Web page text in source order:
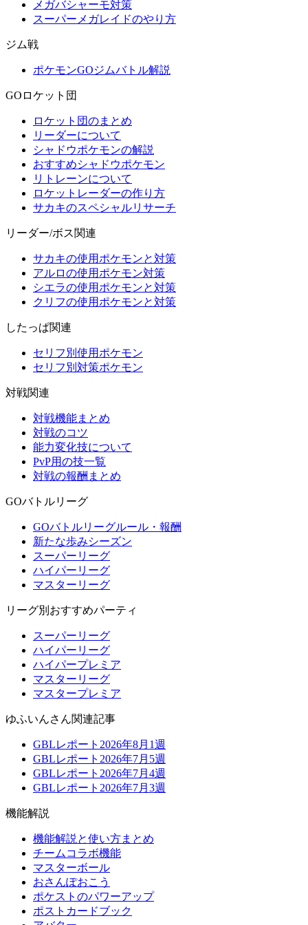
メガバシャーモ対策
スーパーメガレイドのやり方
ジム戦
ポケモンGOジムバトル解説
GOロケット団
ロケット団のまとめ
リーダーについて
シャドウポケモンの解説
おすすめシャドウポケモン
リトレーンについて
ロケットレーダーの作り方
サカキのスペシャルリサーチ
リーダー/ボス関連
サカキの使用ポケモンと対策
アルロの使用ポケモン対策
シエラの使用ポケモンと対策
クリフの使用ポケモンと対策
したっぱ関連
セリフ別使用ポケモン
セリフ別対策ポケモン
対戦関連
対戦機能まとめ
対戦のコツ
能力変化技について
PvP用の技一覧
対戦の報酬まとめ
GOバトルリーグ
GOバトルリーグルール・報酬
新たな歩みシーズン
スーパーリーグ
ハイパーリーグ
マスターリーグ
リーグ別おすすめパーティ
スーパーリーグ
ハイパーリーグ
ハイパープレミア
マスターリーグ
マスタープレミア
ゆふいんさん関連記事
GBLレポート2026年8月1週
GBLレポート2026年7月5週
GBLレポート2026年7月4週
GBLレポート2026年7月3週
機能解説
機能解説と使い方まとめ
チームコラボ機能
マスターボール
おさんぽおこう
ポケストのパワーアップ
ポストカードブック